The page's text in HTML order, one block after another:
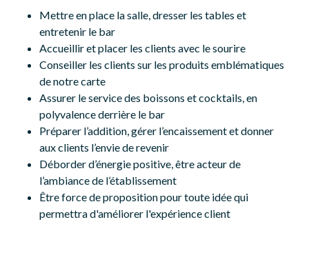
Mettre en place la salle, dresser les tables et
entretenir le bar
Accueillir et placer les clients avec le sourire
Conseiller les clients sur les produits emblématiques
de notre carte
Assurer le service des boissons et cocktails, en
polyvalence derrière le bar
Préparer l’addition, gérer l’encaissement et donner
aux clients l’envie de revenir
Déborder d’énergie positive, être acteur de
l’ambiance de l’établissement
Être force de proposition pour toute idée qui
permettra d'améliorer l'expérience client